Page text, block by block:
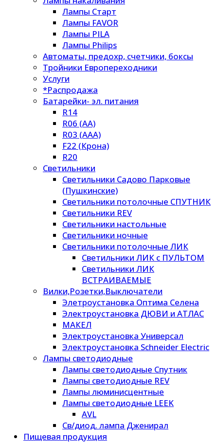
Лампы Старт
Лампы FAVOR
Лампы PILA
Лампы Philips
Автоматы, предохр, счетчики, боксы
Тройники Европереходники
Услуги
*Распродажа
Батарейки- эл. питания
R14
R06 (AA)
R03 (AAA)
F22 (Крона)
R20
Светильники
Светильники Садово Парковые
(Пушкинские)
Светильники потолочные СПУТНИК
Светильники REV
Светильники настольные
Светильники ночные
Светильники потолочные ЛИК
Светильники ЛИК с ПУЛЬТОМ
Светильники ЛИК
ВСТРАИВАЕМЫЕ
Вилки,Розетки,Выключатели
Элетроустановка Оптима Селена
Электроустановка ДЮВИ и АТЛАС
МАКЕЛ
Электроустановка Универсал
Электроустановка Schneider Electric
Лампы светодиодные
Лампы светодиодные Спутник
Лампы светодиодные REV
Лампы люминисцентные
Лампы светодиодные LEEK
AVL
Св/диод. лампа Дженирал
Пищевая продукция